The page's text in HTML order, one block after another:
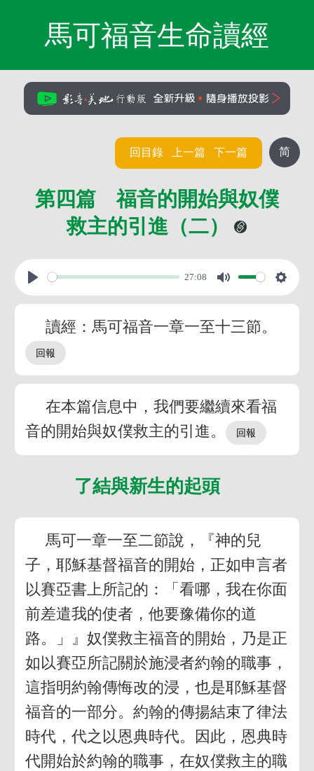
馬可福音生命讀經
简
回目錄 上一篇 下一篇
第四篇 福音的開始與奴僕
救主的引進（二）
27:08
讀經：馬可福音一章一至十三節。
在本篇信息中，我們要繼續來看福
音的開始與奴僕救主的引進。
了結與新生的起頭
馬可一章一至二節說，『神的兒
子，耶穌基督福音的開始，正如申言者
以賽亞書上所記的：「看哪，我在你面
前差遣我的使者，他要豫備你的道
路。」』奴僕救主福音的開始，乃是正
如以賽亞所記關於施浸者約翰的職事，
這指明約翰傳悔改的浸，也是耶穌基督
福音的一部分。約翰的傳揚結束了律法
時代，代之以恩典時代。因此，恩典時
代開始於約翰的職事，在奴僕救主的職